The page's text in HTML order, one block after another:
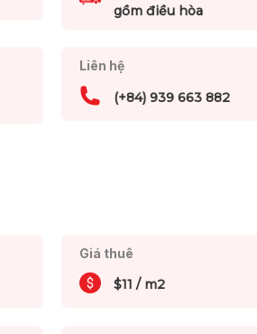
gồm điều hòa
Liên hệ
(+84) 939 663 882
Giá thuê
$11 / m2